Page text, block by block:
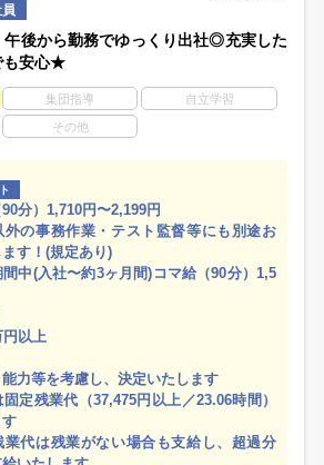
午後から勤務でゆっくり出社◎充実した
も安心★
集団指導 自立学習
その他
分）1,710円〜2,199円
の事務作業・テスト監督等にも別途お
す！(規定あり)
中(入社〜約3ヶ月間)コマ給（90分）1,5
円以上
力等を考慮し、決定いたします
定残業代（37,475円以上／23.06時間）
代は残業がない場合も支給し、超過分